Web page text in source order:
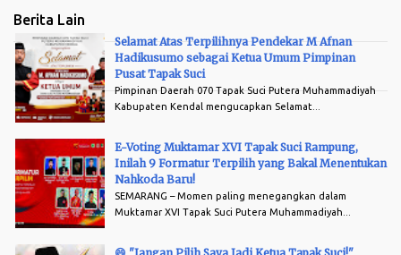
Berita Lain
Selamat Atas Terpilihnya Pendekar M Afnan
Hadikusumo sebagai Ketua Umum Pimpinan
Pusat Tapak Suci
Pimpinan Daerah 070 Tapak Suci Putera Muhammadiyah
Kabupaten Kendal mengucapkan Selamat...
E-Voting Muktamar XVI Tapak Suci Rampung,
Inilah 9 Formatur Terpilih yang Bakal Menentukan
Nahkoda Baru!
SEMARANG – Momen paling menegangkan dalam
Muktamar XVI Tapak Suci Putera Muhammadiyah...
😄 "Jangan Pilih Saya Jadi Ketua Tapak Suci!"
Arsip